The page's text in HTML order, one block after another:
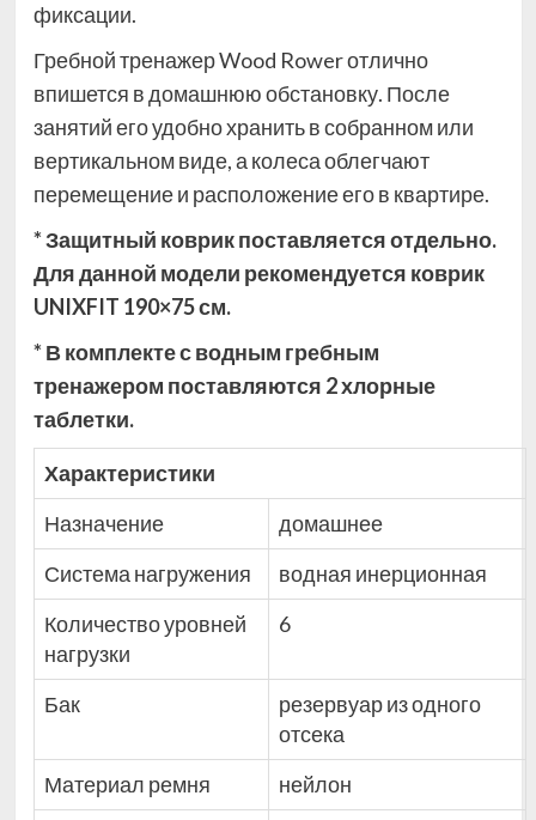
фиксации.
Гребной тренажер Wood Rower отлично
впишется в домашнюю обстановку. После
занятий его удобно хранить в собранном или
вертикальном виде, а колеса облегчают
перемещение и расположение его в квартире.
* Защитный коврик поставляется отдельно.
Для данной модели рекомендуется коврик
UNIXFIT 190×75 см.
* В комплекте с водным гребным
тренажером поставляются 2 хлорные
таблетки.
Характеристики
Назначение
домашнее
Система нагружения
водная инерционная
Количество уровней
нагрузки
6
Бак
резервуар из одного
отсека
Материал ремня
нейлон